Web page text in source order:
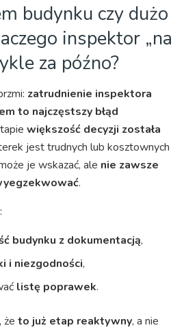
budynku czy dużo
inspektor „na
za późno?
zatrudnienie inspektora
to najczęstszy błąd
większość decyzji została
jest trudnych lub kosztownych
je wskazać, ale nie zawsze
.
budynku z dokumentacją,
i niezgodności,
listę poprawek.
że to już etap reaktywny, a nie